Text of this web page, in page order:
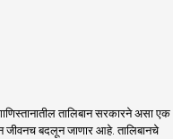
a modern
and
We are coming
a view, 'smart'
Maharashtra
तालिबान सरकारने असा एक
जीवनच बदलून जाणार आहे. तालिबानचे